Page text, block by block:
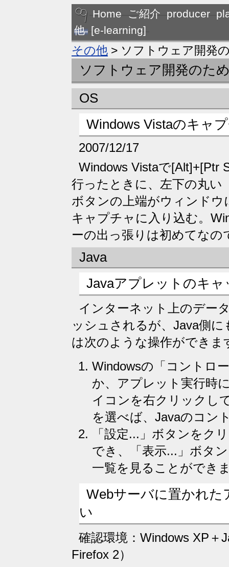
Home ご紹介 producer
他 [e-learning]
その他 > ソフトウェア開発
ソフトウェア開発のた
OS
Windows Vistaのキャ
2007/12/17
Windows Vistaで[Alt]+[Ptr
行ったときに、左下の丸い
ボタンの上端がウィンド
キャプチャに入り込む。
ーの出っ張りは初めてなの
Java
Javaアプレットのキャ
インターネット上のデー
ッシュされるが、Java側
は次のような操作ができま
Windowsの「コントロ
か、アプレット実行時
イコンを右クリックし
を選べば、Javaのコン
「設定...」ボタンをク
でき、「表示...」ボタ
一覧を見ることができ
Webサーバに置かれた
い
確認環境：Windows XP＋
Firefox 2）